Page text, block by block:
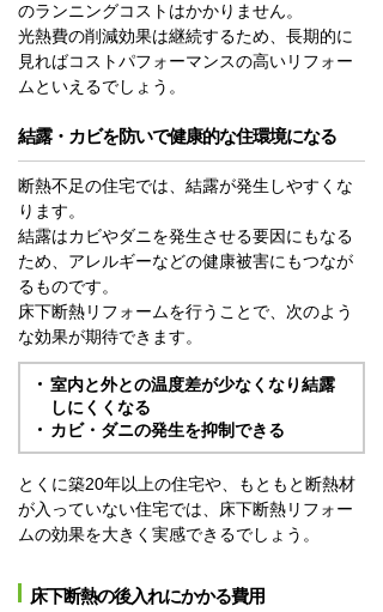
のランニングコストはかかりません。
光熱費の削減効果は継続するため、長期的に
見ればコストパフォーマンスの高いリフォー
ムといえるでしょう。
結露・カビを防いで健康的な住環境になる
断熱不足の住宅では、結露が発生しやすくな
ります。
結露はカビやダニを発生させる要因にもなる
ため、アレルギーなどの健康被害にもつなが
るものです。
床下断熱リフォームを行うことで、次のよう
な効果が期待できます。
室内と外との温度差が少なくなり結露
しにくくなる
カビ・ダニの発生を抑制できる
とくに築20年以上の住宅や、もともと断熱材
が入っていない住宅では、床下断熱リフォー
ムの効果を大きく実感できるでしょう。
床下断熱の後入れにかかる費用